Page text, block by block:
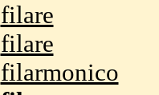
filare
filare
filarmonico